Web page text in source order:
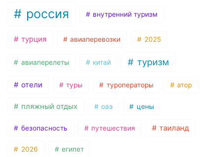
россия внутренний туризм
турция авиаперевозки 2025
авиаперелеты китай туризм
отели туры туроператоры атор
пляжный отдых оаэ цены
безопасность путешествия таиланд
2026 египет